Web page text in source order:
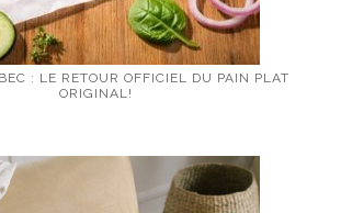
: LE RETOUR OFFICIEL DU PAIN PLAT
ORIGINAL!